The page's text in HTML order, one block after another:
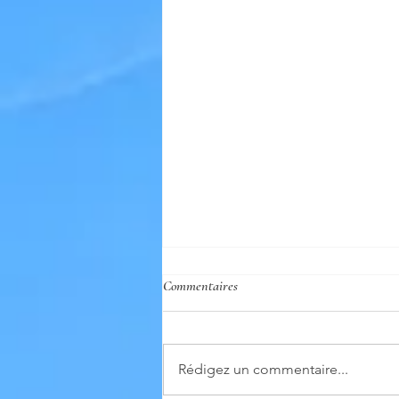
Podcast le rôle de l’expert
Commentaires
Rédigez un commentaire...